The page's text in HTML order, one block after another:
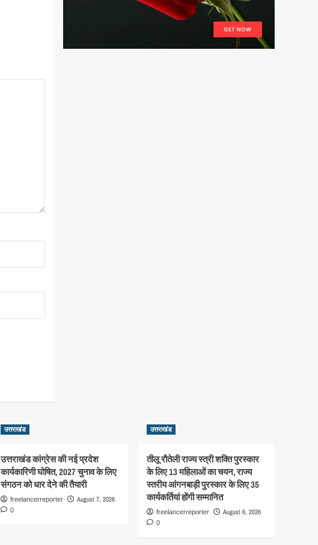
उत्तराखंड
उत्तराखंड कांग्रेस की नई प्रदेश
कार्यकारिणी घोषित, 2027 चुनाव के लिए
संगठन को धार देने की तैयारी
freelancerreporter August 7, 2026
0
उत्तराखंड
तीलू रौतेली राज्य स्त्री शक्ति पुरस्कार
के लिए 13 महिलाओं का चयन, राज्य
स्तरीय आंगनबाड़ी पुरस्कार के लिए 35
कार्यकर्तियां होंगी सम्मानित
freelancerreporter August 6, 2026
0